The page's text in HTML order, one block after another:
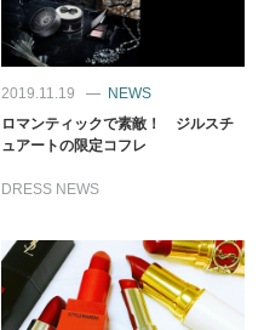
2019.11.19
NEWS
ロマンティックで素敵！ ジルスチ
ュアートの限定コフレ
DRESS NEWS